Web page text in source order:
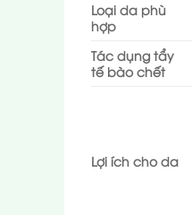
Loại da phù
hợp
Tác dụng tẩy
tế bào chết
Lợi ích cho da